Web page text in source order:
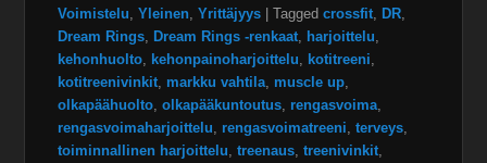
Voimistelu ,Yleinen ,Yrittäjyys |Tagged crossfit DR
Dream Rings Dream Rings -renkaat harjoittelu
kehonhuolto kehonpainoharjoittelu kotitreeni
kotitreenivinkit markku vahtila muscle up
olkapäähuolto ,olkapääkuntoutus rengasvoima
rengasvoimaharjoittelu
rengasvoimatreeni ,terveys
toiminnallinen harjoittelu ,treenaus ,treenivinkit